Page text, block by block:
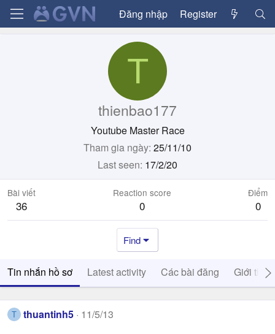
Đăng nhập Register
T
thienbao177
Youtube Master Race
Tham gia ngày 25/11/10
Last seen 17/2/20
Bài viết
36
Reaction score
0
Điểm
0
Find
Tin nhắn hồ sơ Latest activity Các bài đăng Giới thiệu
T thuantinh5 11/5/13